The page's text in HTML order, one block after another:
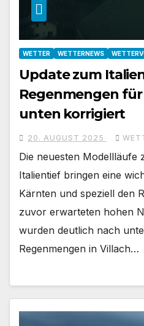
WETTER WETTERNEWS
Update zum
Regenmengen
unten korrigiert
20. AUGUST 2025
Die neuesten Modellläufe
Italientief bringen eine
Kärnten und speziell den
zuvor erwarteten hohen
wurden deutlich nach
Regenmengen in Villach…